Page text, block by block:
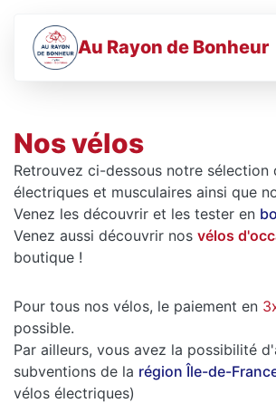
Au Rayon de Bonheur
Nos vélos
Retrouvez ci-dessous notre sélection
électriques et musculaires ainsi que
Venez les découvrir et les tester en
Venez aussi découvrir nos vélos
boutique !
Pour tous nos vélos, le paiement en
possible.
Par ailleurs, vous avez la possibilité
subventions de la région Île-de-
vélos électriques)